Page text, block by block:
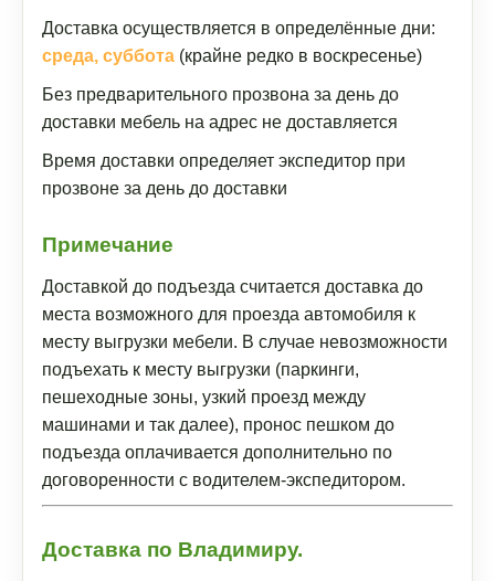
Доставка осуществляется в определённые дни:
среда, суббота (крайне редко в воскресенье)
Без предварительного прозвона за день до
доставки мебель на адрес не доставляется
Время доставки определяет экспедитор при
прозвоне за день до доставки
Примечание
Доставкой до подъезда считается доставка до
места возможного для проезда автомобиля к
месту выгрузки мебели. В случае невозможности
подъехать к месту выгрузки (паркинги,
пешеходные зоны, узкий проезд между
машинами и так далее), пронос пешком до
подъезда оплачивается дополнительно по
договоренности с водителем-экспедитором.
Доставка по Владимиру.